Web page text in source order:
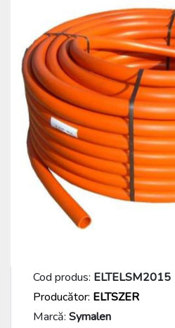
Cod produs: ELTELSM2015
Producător: ELTSZER
Marcă: Symalen